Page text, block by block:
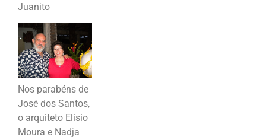
Juanito
Nos parabéns de
José dos Santos,
o arquiteto Elisio
Moura e Nadja